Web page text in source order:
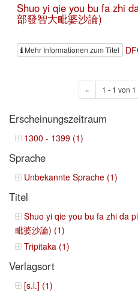
Shuo yi qie you bu fa zhi
部發智大毗婆沙論)
Mehr Informationen zum Titel
« 1 - 1 von 1
Erscheinungszeitraum
1300 - 1399 (1)
Sprache
Unbekannte Sprache (1)
Titel
Shuo yi qie you bu fa zhi da
毗婆沙論) (1)
Tripitaka (1)
Verlagsort
[s.l.] (1)